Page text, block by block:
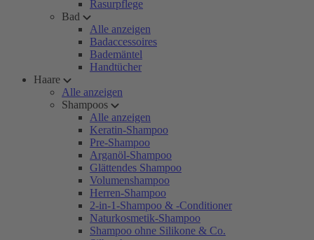
Rasurpflege
Bad
Alle anzeigen
Badaccessoires
Bademäntel
Handtücher
Haare
Alle anzeigen
Shampoos
Alle anzeigen
Keratin-Shampoo
Pre-Shampoo
Arganöl-Shampoo
Glättendes Shampoo
Volumenshampoo
Herren-Shampoo
2-in-1-Shampoo & -Conditioner
Naturkosmetik-Shampoo
Shampoo ohne Silikone & Co.